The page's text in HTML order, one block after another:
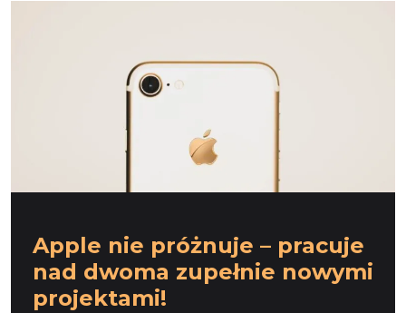
Apple nie próżnuje – pracuje
nad dwoma zupełnie nowymi
projektami!